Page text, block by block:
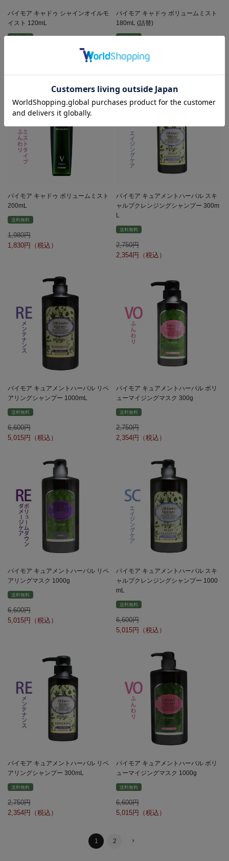
パイモア キャドゥ シャインオイルモ
イスト 120mL
送料無料
パイモア キャドゥ ボリュームミスト
180mL (詰替)
送料無料
1,548
パイモア キャドゥ ボリュームミスト
200mL
送料無料
1,980
1,830
パイモア キュアメントハーバル スキ
ャルプクレンジングシャンプー 300m
L
送料無料
2,750
2,354
パイモア キュアメントハーバル リペ
アリングシャンプー 1000mL
送料無料
6,600
5,015
パイモア キュアメントハーバル ボリ
ューマイジングマスク 300g
送料無料
2,750
2,354
パイモア キュアメントハーバル リペ
アリングマスク 1000g
送料無料
6,600
5,015
パイモア キュアメントハーバル スキ
ャルプクレンジングシャンプー 1000
mL
送料無料
6,600
5,015
パイモア キュアメントハーバル リペ
アリングシャンプー 300mL
送料無料
2,750
2,354
パイモア キュアメントハーバル ボリ
ューマイジングマスク 1000g
送料無料
6,600
5,015
1 2